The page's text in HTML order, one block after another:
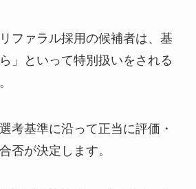
ファラル採用の候補者は、基
」といって特別扱いをされる
考基準に沿って正当に評価・
否が決定します。